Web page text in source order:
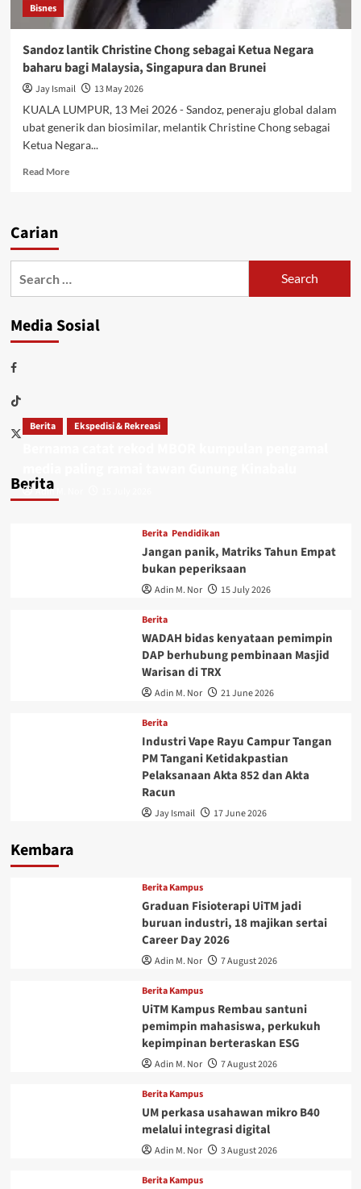
Bisnes
Sandoz lantik Christine Chong sebagai Ketua Negara
baharu bagi Malaysia, Singapura dan Brunei
Jay Ismail
13 May 2026
KUALA LUMPUR, 13 Mei 2026 - Sandoz, peneraju global dalam
ubat generik dan biosimilar, melantik Christine Chong sebagai
Ketua Negara...
Read More
Carian
Media Sosial
Berita
Berita Ekspedisi & Rekreasi
Adin M. Nor
Berita Pendidikan
Jangan panik, Matriks Tahun Empat
bukan peperiksaan
Adin M. Nor 15 July 2026
Berita
WADAH bidas kenyataan pemimpin
DAP berhubung pembinaan Masjid
Warisan di TRX
Adin M. Nor 21 June 2026
Berita
Industri Vape Rayu Campur Tangan
PM Tangani Ketidakpastian
Pelaksanaan Akta 852 dan Akta
Racun
Jay Ismail 17 June 2026
Kembara
Berita Kampus
Graduan Fisioterapi UiTM jadi
buruan industri, 18 majikan sertai
Career Day 2026
Adin M. Nor 7 August 2026
Berita Kampus
UiTM Kampus Rembau santuni
pemimpin mahasiswa, perkukuh
kepimpinan berteraskan ESG
Adin M. Nor 7 August 2026
Berita Kampus
UM perkasa usahawan mikro B40
melalui integrasi digital
Adin M. Nor 3 August 2026
Berita Kampus